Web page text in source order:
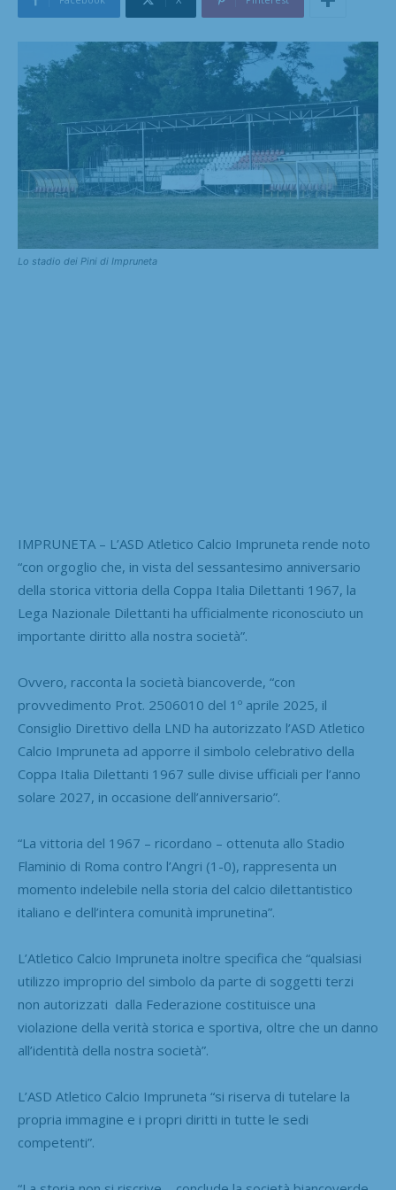
Lo stadio dei Pini di Impruneta
IMPRUNETA – L’ASD Atletico Calcio Impruneta rende noto
“con orgoglio che, in vista del sessantesimo anniversario
della storica vittoria della Coppa Italia Dilettanti 1967, la
Lega Nazionale Dilettanti ha ufficialmente riconosciuto un
importante diritto alla nostra società”.
Ovvero, racconta la società biancoverde, “con
provvedimento Prot. 2506010 del 1º aprile 2025, il
Consiglio Direttivo della LND ha autorizzato l’ASD Atletico
Calcio Impruneta ad apporre il simbolo celebrativo della
Coppa Italia Dilettanti 1967 sulle divise ufficiali per l’anno
solare 2027, in occasione dell’anniversario”.
“La vittoria del 1967 – ricordano – ottenuta allo Stadio
Flaminio di Roma contro l’Angri (1-0), rappresenta un
momento indelebile nella storia del calcio dilettantistico
italiano e dell’intera comunità imprunetina”.
L’Atletico Calcio Impruneta inoltre specifica che “qualsiasi
utilizzo improprio del simbolo da parte di soggetti terzi
non autorizzati dalla Federazione costituisce una
violazione della verità storica e sportiva, oltre che un danno
all’identità della nostra società”.
L’ASD Atletico Calcio Impruneta “si riserva di tutelare la
propria immagine e i propri diritti in tutte le sedi
competenti”.